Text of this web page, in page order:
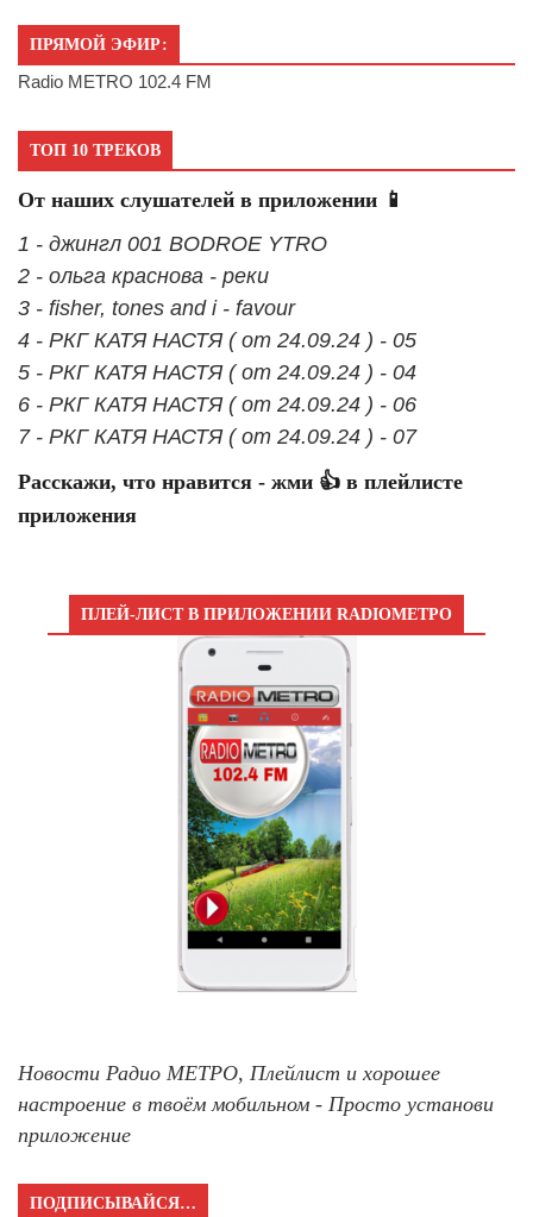
ПРЯМОЙ ЭФИР:
Radio METRO 102.4 FM
ТОП 10 ТРЕКОВ
От наших слушателей в приложении 📱
1 - джингл 001 BODROE YTRO
2 - ольга краснова - реки
3 - fisher, tones and i - favour
4 - РКГ КАТЯ НАСТЯ ( от 24.09.24 ) - 05
5 - РКГ КАТЯ НАСТЯ ( от 24.09.24 ) - 04
6 - РКГ КАТЯ НАСТЯ ( от 24.09.24 ) - 06
7 - РКГ КАТЯ НАСТЯ ( от 24.09.24 ) - 07
Расскажи, что нравится - жми 👍 в плейлисте
приложения
ПЛЕЙ-ЛИСТ В ПРИЛОЖЕНИИ RADIOМЕТРО
Новости Радио МЕТРО, Плейлист и хорошее
настроение в твоём мобильном - Просто установи
приложение
ПОДПИСЫВАЙСЯ…